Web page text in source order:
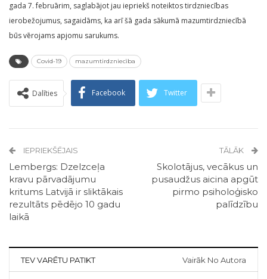
gada 7. februārim, saglabājot jau iepriekš noteiktos tirdzniecības
ierobežojumus, sagaidāms, ka arī šā gada sākumā mazumtirdzniecībā
būs vērojams apjomu sarukums.
Covid-19 mazumtirdzniecība
Dalīties Facebook Twitter
IEPRIEKŠĒJAIS
Lembergs: Dzelzceļa
kravu pārvadājumu
kritums Latvijā ir sliktākais
rezultāts pēdējo 10 gadu
laikā
TĀLĀK
Skolotājus, vecākus un
pusaudžus aicina apgūt
pirmo psiholoģisko
palīdzību
TEV VARĒTU PATIKT Vairāk No Autora